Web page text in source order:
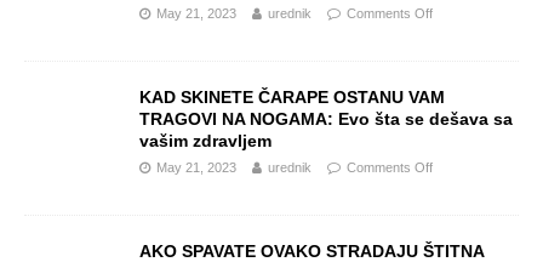
May 21, 2023 urednik Comments Off
KAD SKINETE ČARAPE OSTANU VAM
TRAGOVI NA NOGAMA: Evo šta se dešava sa
vašim zdravljem
May 21, 2023 urednik Comments Off
AKO SPAVATE OVAKO STRADAJU ŠTITNA